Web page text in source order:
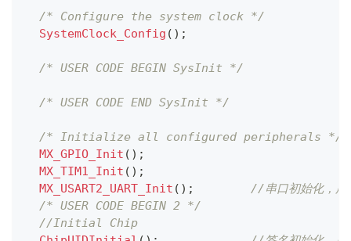
/* Configure the system clock */
SystemClock_Config ( ) ;
/* USER CODE BEGIN SysInit */
/* USER CODE END SysInit */
/* Initialize all configured peripherals */
MX_GPIO_Init ( ) ;
MX_TIM1_Init ( ) ;
MX_USART2_UART_Init ( ) ;
//串口初始化，用
/* USER CODE BEGIN 2 */
//Initial Chip